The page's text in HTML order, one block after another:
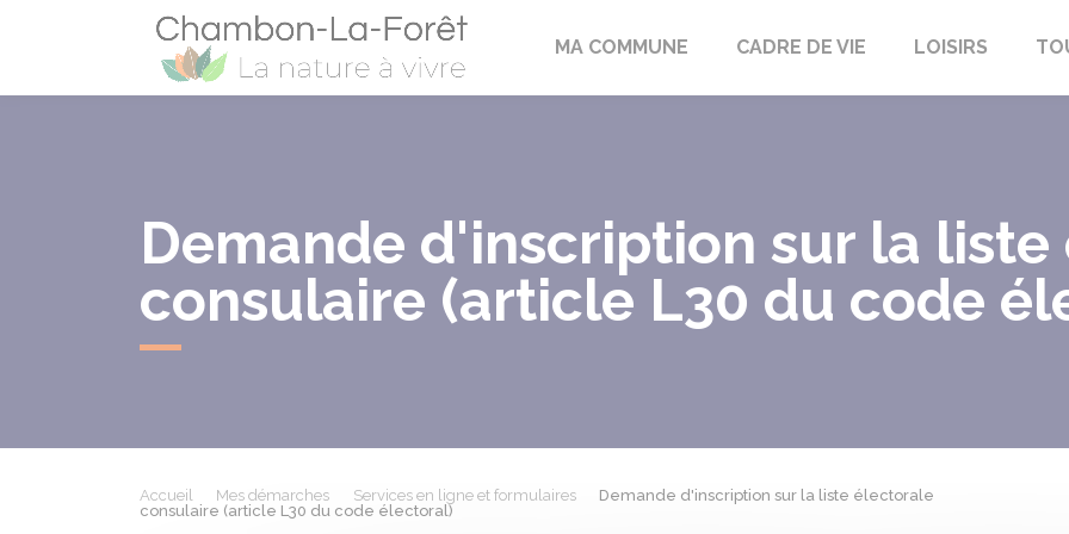
Chambon-la-Fôret
MA COMMUNE CADRE DE VIE LOISIRS
Demande d'inscription sur la
consulaire (article L30 du code
Accueil Mes démarches Services en ligne et formulaires
Demande d'inscription sur la liste électorale
consulaire (article L30 du code électoral)